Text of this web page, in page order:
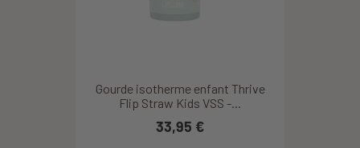
Gourde isotherme enfant Thrive
Flip Straw Kids VSS -...
33,95 €